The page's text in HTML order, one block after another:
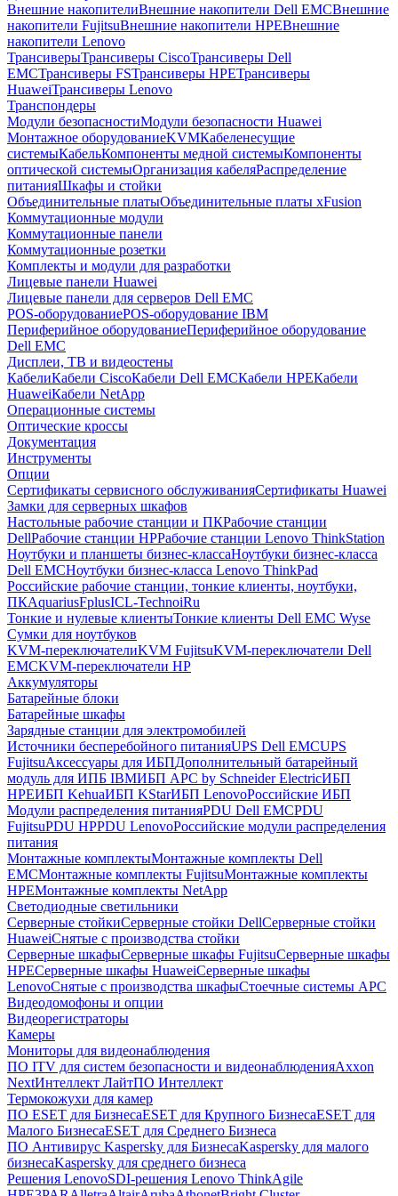
Внешние накопителиВнешние накопители Dell EMCВнешние
накопители FujitsuВнешние накопители HPEВнешние
накопители Lenovo
ТрансиверыТрансиверы CiscoТрансиверы Dell
EMCТрансиверы FSТрансиверы HPEТрансиверы
HuaweiТрансиверы Lenovo
Транспондеры
Модули безопасностиМодули безопасности Huawei
Монтажное оборудованиеKVMКабеленесущие
системыКабельКомпоненты медной системыКомпоненты
оптической системыОрганизация кабеляРаспределение
питанияШкафы и стойки
Объединительные платыОбъединительные платы xFusion
Коммутационные модули
Коммутационные панели
Коммутационные розетки
Комплекты и модули для разработки
Лицевые панели Huawei
Лицевые панели для серверов Dell EMC
POS-оборудованиеPOS-оборудование IBM
Периферийное оборудованиеПериферийное оборудование
Dell EMC
Дисплеи, ТВ и видеостены
КабелиКабели CiscoКабели Dell EMCКабели HPEКабели
HuaweiКабели NetApp
Операционные системы
Оптические кроссы
Документация
Инструменты
Опции
Сертификаты сервисного обслуживанияСертификаты Huawei
Замки для серверных шкафов
Настольные рабочие станции и ПКРабочие станции
DellРабочие станции HPРабочие станции Lenovo ThinkStation
Ноутбуки и планшеты бизнес-классаНоутбуки бизнес-класса
Dell EMCНоутбуки бизнес-класса Lenovo ThinkPad
Российские рабочие станции, тонкие клиенты, ноутбуки,
ПКAquariusFplusICL-TechnoiRu
Тонкие и нулевые клиентыТонкие клиенты Dell EMC Wyse
Сумки для ноутбуков
KVM-переключателиKVM FujitsuKVM-переключатели Dell
EMCKVM-переключатели HP
Аккумуляторы
Батарейные блоки
Батарейные шкафы
Зарядные станции для электромобилей
Источники бесперебойного питанияUPS Dell EMCUPS
FujitsuАксессуары для ИБПДополнительный батарейный
модуль для ИПБ IBMИБП APC by Schneider ElectricИБП
HPEИБП KehuaИБП KStarИБП LenovoРоссийские ИБП
Модули распределения питанияPDU Dell EMCPDU
FujitsuPDU HPPDU LenovoРоссийские модули распределения
питания
Монтажные комплектыМонтажные комплекты Dell
EMCМонтажные комплекты FujitsuМонтажные комплекты
HPEМонтажные комплекты NetApp
Светодиодные светильники
Серверные стойкиСерверные стойки DellСерверные стойки
HuaweiСнятые с производства стойки
Серверные шкафыСерверные шкафы FujitsuСерверные шкафы
HPEСерверные шкафы HuaweiСерверные шкафы
LenovoСнятые с производства шкафыСтоечные системы APC
Видеодомофоны и опции
Видеорегистраторы
Камеры
Мониторы для видеонаблюдения
ПО ITV для систем безопасности и видеонаблюденияAxxon
NextИнтеллект ЛайтПО Интеллект
Термокожухи для камер
ПО ESET для БизнесаESET для Крупного БизнесаESET для
Малого БизнесаESET для Среднего Бизнеса
ПО Антивирус Kaspersky для БизнесаKaspersky для малого
бизнесаKaspersky для среднего бизнеса
Решения LenovoSDI-решения Lenovo ThinkAgile